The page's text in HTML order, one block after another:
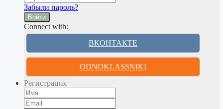
Забыли пароль?
Войти
Connect with:
ВКОНТАКТЕ
ODNOKLASSNIKI
Регистрация